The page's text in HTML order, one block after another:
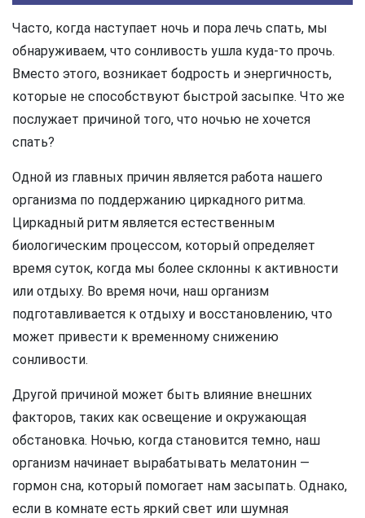
Часто, когда наступает ночь и пора лечь спать, мы
обнаруживаем, что сонливость ушла куда-то прочь.
Вместо этого, возникает бодрость и энергичность,
которые не способствуют быстрой засыпке. Что же
послужает причиной того, что ночью не хочется
спать?
Одной из главных причин является работа нашего
организма по поддержанию циркадного ритма.
Циркадный ритм является естественным
биологическим процессом, который определяет
время суток, когда мы более склонны к активности
или отдыху. Во время ночи, наш организм
подготавливается к отдыху и восстановлению, что
может привести к временному снижению
сонливости.
Другой причиной может быть влияние внешних
факторов, таких как освещение и окружающая
обстановка. Ночью, когда становится темно, наш
организм начинает вырабатывать мелатонин —
гормон сна, который помогает нам засыпать. Однако,
если в комнате есть яркий свет или шумная